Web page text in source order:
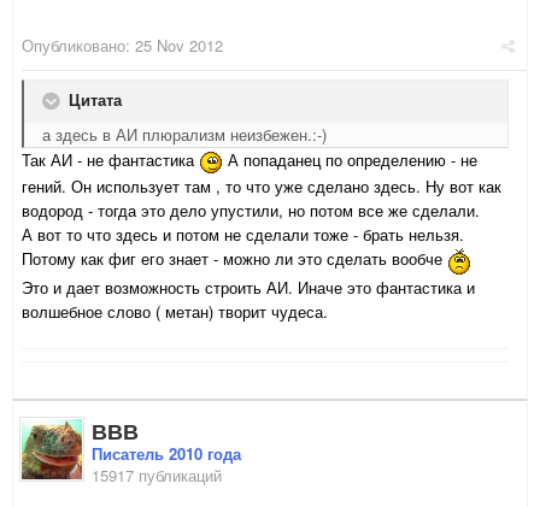
Опубликовано: 25 Nov 2012
Цитата
а здесь в АИ плюрализм неизбежен.:-)
Так АИ - не фантастика
А попаданец по определению - не
гений. Он использует там , то что уже сделано здесь. Ну вот как
водород - тогда это дело упустили, но потом все же сделали.
А вот то что здесь и потом не сделали тоже - брать нельзя.
Потому как фиг его знает - можно ли это сделать вообче
Это и дает возможность строить АИ. Иначе это фантастика и
волшебное слово ( метан) творит чудеса.
ВВВ
Писатель 2010 года
15917 публикаций